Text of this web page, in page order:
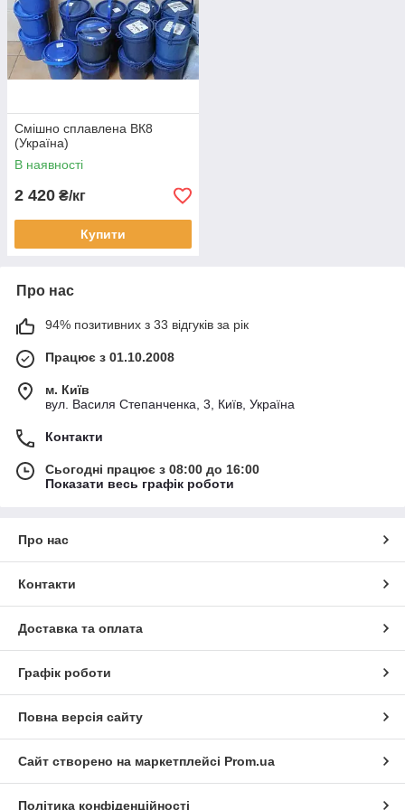
Смішно сплавлена ВК8
(Україна)
В наявності
2 420 ₴/кг
Купити
Про нас
94% позитивних з 33 відгуків за рік
Працює з 01.10.2008
м. Київ
вул. Василя Степанченка, 3, Київ, Україна
Контакти
Сьогодні працює з 08:00 до 16:00
Показати весь графік роботи
Про нас
Контакти
Доставка та оплата
Графік роботи
Повна версія сайту
Сайт створено на маркетплейсі Prom.ua
Політика конфіденційності